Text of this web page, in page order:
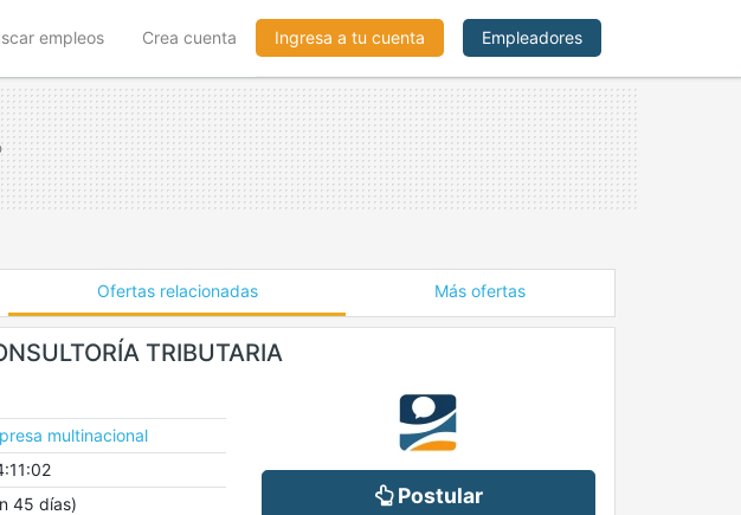
empleos Crea cuenta Ingresa a tu cuenta Empleadores
Ofertas relacionadas Más ofertas
TRIBUTARIA
multinacional
45 días)
Postular